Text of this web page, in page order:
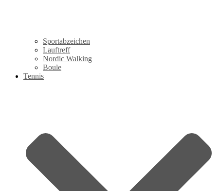
Sportabzeichen
Lauftreff
Nordic Walking
Boule
Tennis